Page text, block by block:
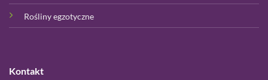
Rośliny egzotyczne
Kontakt